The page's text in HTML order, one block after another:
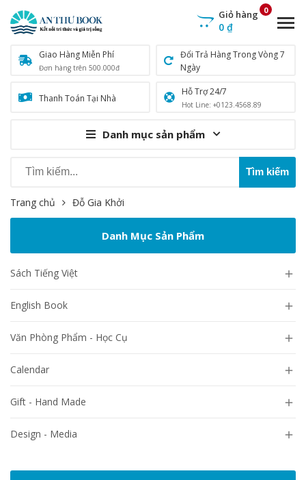
Giao Hàng Miễn Phí
Đơn hàng trên 500.000đ
Đổi Trả Hàng Trong Vòng 7
Ngày
Thanh Toán Tại Nhà
Hỗ Trợ 24/7
Hot Line: +0123.4568.89
Danh mục sản phẩm
Giỏ hàng
0 ₫
0
Trang chủ Đỗ Gia Khởi
Danh Mục Sản Phẩm
Sách Tiếng Việt 
English Book 
Văn Phòng Phẩm - Học Cụ 
Calendar 
Gift - Hand Made 
Design - Media 